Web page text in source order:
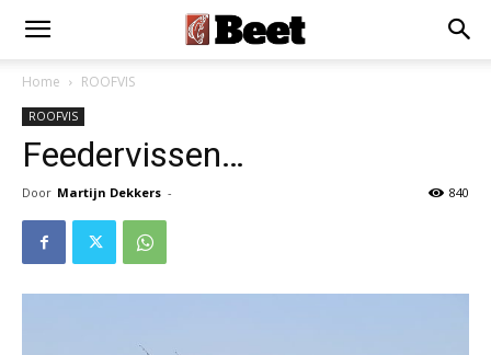
Home ROOFVIS
ROOFVIS
Feedervissen…
Door Martijn Dekkers - 840